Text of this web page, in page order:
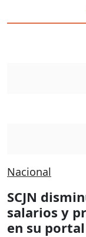
Nacional
SCJN
salarios y
en su portal